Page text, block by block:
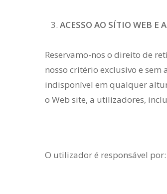
ACESSO AO SÍTIO WEB E
Reservamo-nos o direito de
nosso critério exclusivo e
indisponível em qualquer
o Web site, a utilizadores,
O utilizador é responsável por: